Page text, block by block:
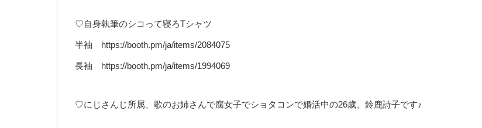
♡自身執筆のシコって寝ろTシャツ
半袖 https://booth.pm/ja/items/2084075
長袖 https://booth.pm/ja/items/1994069
♡にじさんじ所属、歌のお姉さんで腐女子でショタコンで婚活中の26歳、鈴鹿詩子です♪